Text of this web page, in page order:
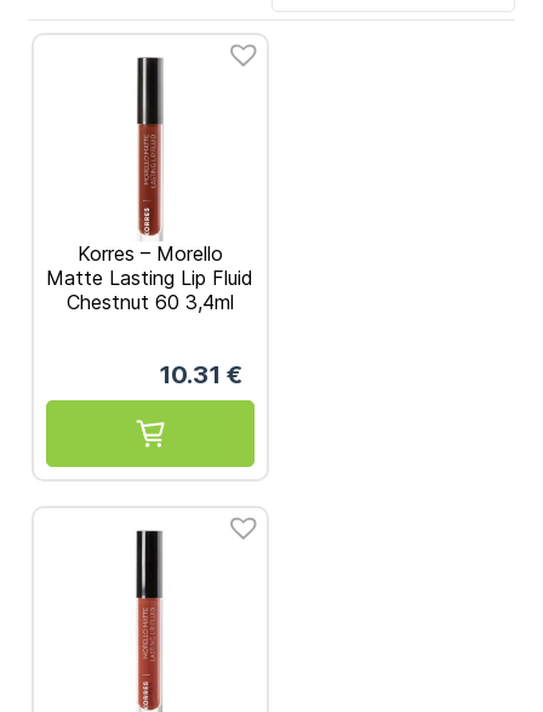
Korres – Morello
Matte Lasting Lip Fluid
Chestnut 60 3,4ml
10.31 €